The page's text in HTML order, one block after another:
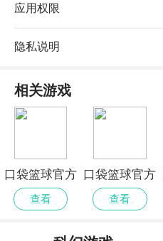
应用权限
隐私说明
相关游戏
口袋篮球官方
版
查看
口袋篮球官方
正式版
查看